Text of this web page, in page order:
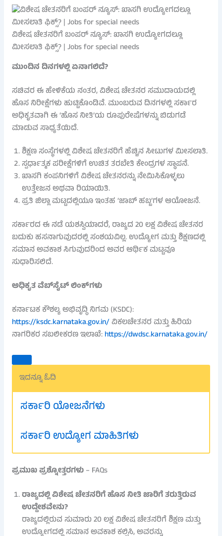
ವಿಶೇಷ ಚೇತನರಿಗೆ ಬಂಪರ್ ನ್ಯೂಸ್: ಖಾಸಗಿ ಉದ್ಯೋಗದಲ್ಲೂ
ಮೀಸಲಾತಿ ಫಿಕ್ಸ್? | Jobs for special needs
ಮುಂದಿನ ದಿನಗಳಲ್ಲಿ ಏನಾಗಲಿದೆ?
ಸಚಿವರ ಈ ಹೇಳಿಕೆಯ ನಂತರ, ವಿಶೇಷ ಚೇತನರ ಸಮುದಾಯದಲ್ಲಿ
ಹೊಸ ನಿರೀಕ್ಷೆಗಳು ಹುಟ್ಟಿಕೊಂಡಿವೆ. ಮುಂಬರುವ ದಿನಗಳಲ್ಲಿ ಸರ್ಕಾರ
ಅಧಿಕೃತವಾಗಿ ಈ ‘ಹೊಸ ನೀತಿ’ಯ ರೂಪುರೇಷೆಗಳನ್ನು ಬಿಡುಗಡೆ
ಮಾಡುವ ಸಾಧ್ಯತೆಯಿದೆ.
ಶಿಕ್ಷಣ ಸಂಸ್ಥೆಗಳಲ್ಲಿ ವಿಶೇಷ ಚೇತನರಿಗೆ ಹೆಚ್ಚಿನ ಸೀಟುಗಳ ಮೀಸಲಾತಿ.
ಸ್ಪರ್ಧಾತ್ಮಕ ಪರೀಕ್ಷೆಗಳಿಗೆ ಉಚಿತ ತರಬೇತಿ ಕೇಂದ್ರಗಳ ಸ್ಥಾಪನೆ.
ಖಾಸಗಿ ಕಂಪನಿಗಳಿಗೆ ವಿಶೇಷ ಚೇತನರನ್ನು ನೇಮಿಸಿಕೊಳ್ಳಲು
ಉತ್ತೇಜನ ಅಥವಾ ರಿಯಾಯಿತಿ.
ಪ್ರತಿ ಜಿಲ್ಲಾ ಮಟ್ಟದಲ್ಲಿಯೂ ಇಂತಹ ‘ಜಾಬ್ ಹಬ್ಬ’ಗಳ ಆಯೋಜನೆ.
ಸರ್ಕಾರದ ಈ ನಡೆ ಯಶಸ್ವಿಯಾದರೆ, ರಾಜ್ಯದ 20 ಲಕ್ಷ ವಿಶೇಷ ಚೇತನರ
ಬದುಕು ಹಸನಾಗುವುದರಲ್ಲಿ ಸಂಶಯವಿಲ್ಲ. ಉದ್ಯೋಗ ಮತ್ತು ಶಿಕ್ಷಣದಲ್ಲಿ
ಸಮಾನ ಅವಕಾಶ ಸಿಗುವುದರಿಂದ ಅವರ ಆರ್ಥಿಕ ಮಟ್ಟವೂ
ಸುಧಾರಿಸಲಿದೆ.
ಅಧಿಕೃತ ವೆಬ್‌ಸೈಟ್ ಲಿಂಕ್‌ಗಳು
ಕರ್ನಾಟಕ ಕೌಶಲ್ಯ ಅಭಿವೃದ್ಧಿ ನಿಗಮ (KSDC):
https://ksdc.karnataka.gov.in/ವಿಕಲಚೇತನರ ಮತ್ತು ಹಿರಿಯ
ನಾಗರಿಕರ ಸಬಲೀಕರಣ ಇಲಾಖೆ:https://dwdsc.karnataka.gov.in/
ಇದನ್ನೂ ಓದಿ
ಸರ್ಕಾರಿ ಯೋಜನೆಗಳು
ಸರ್ಕಾರಿ ಉದ್ಯೋಗ ಮಾಹಿತಿಗಳು
ಪ್ರಮುಖ ಪ್ರಶ್ನೋತ್ತರಗಳು– FAQs
ರಾಜ್ಯದಲ್ಲಿ ವಿಶೇಷ ಚೇತನರಿಗೆ ಹೊಸ ನೀತಿ ಜಾರಿಗೆ ತರುತ್ತಿರುವ
ಉದ್ದೇಶವೇನು?
ರಾಜ್ಯದಲ್ಲಿರುವ ಸುಮಾರು 20 ಲಕ್ಷ ವಿಶೇಷ ಚೇತನರಿಗೆ ಶಿಕ್ಷಣ ಮತ್ತು
ಉದ್ಯೋಗದಲ್ಲಿ ಸಮಾನ ಅವಕಾಶ ಕಲ್ಪಿಸಿ, ಅವರನ್ನು